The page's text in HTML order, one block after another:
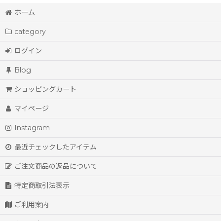
ホーム
category
ログイン
Blog
ショッピングカート
マイページ
Instagram
最近チェックしたアイテム
ご注文商品の返品について
特定商取引法表示
ご利用案内